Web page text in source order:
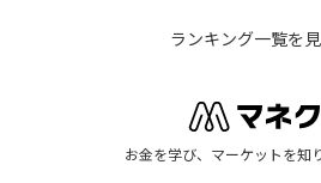
ランキング一覧を
お金を学び、マーケットを知